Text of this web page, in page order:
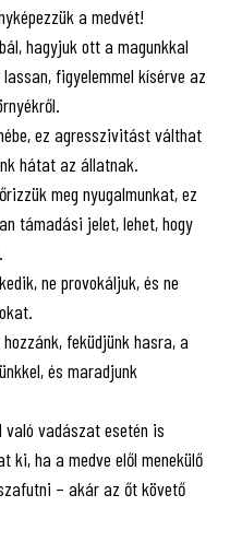
a medvét!
hagyjuk ott a magunkkal
figyelemmel kísérve az
ez agresszivitást válthat
hátat az állatnak.
meg nyugalmunkat, ez
támadási jelet, lehet, hogy
ne provokáljuk, és ne
feküdjünk hasra, a
és maradjunk
vadászat esetén is
ki, ha a medve elől menekülő
– akár az őt követő